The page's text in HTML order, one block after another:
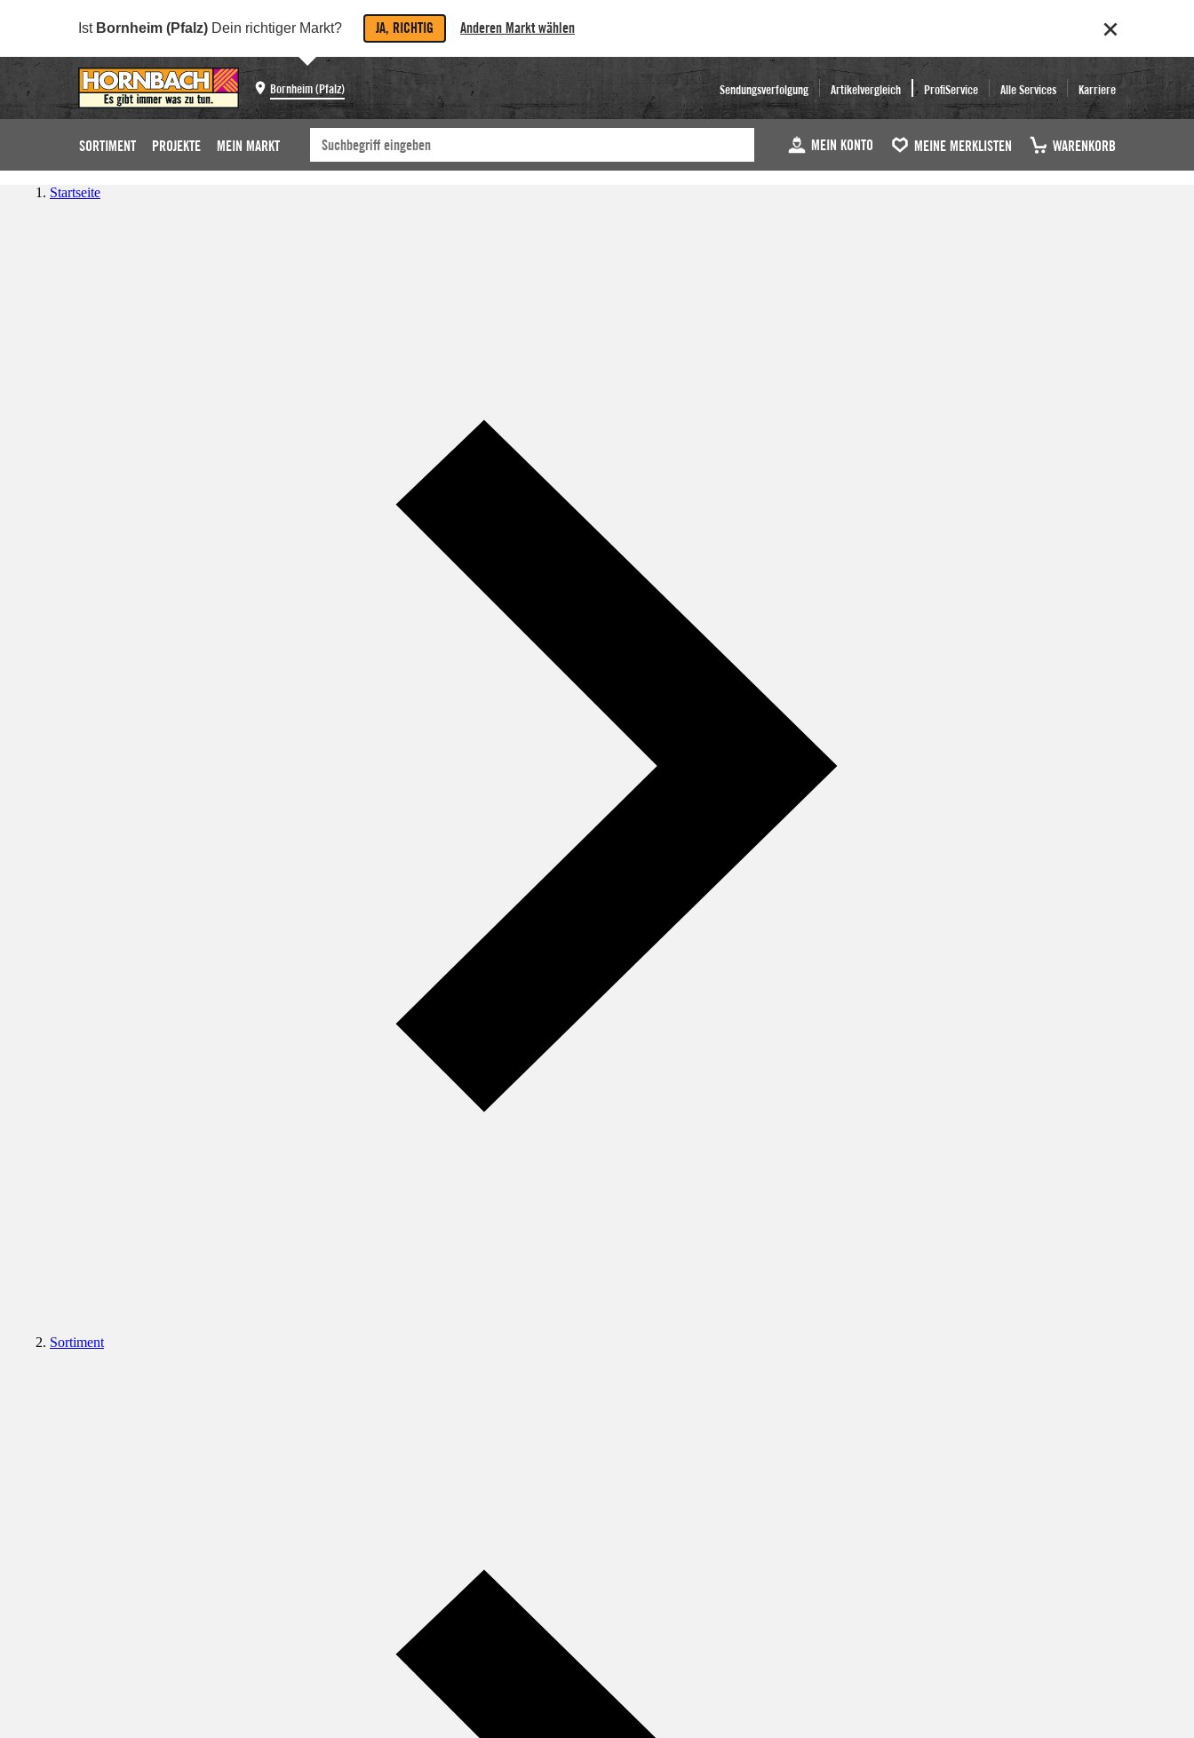
Ist Bornheim (Pfalz) Dein richtiger Markt? JA, RICHTIG Anderen Markt wählen
Bornheim (Pfalz) Sendungsverfolgung Artikelvergleich ProfiService Alle Services Karriere
SORTIMENT PROJEKTE MEIN MARKT MEIN KONTO MEINE MERKLISTEN WARENKORB
Startseite
Sortiment